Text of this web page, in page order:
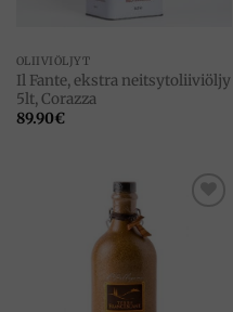
OLIIVIÖLJYT
Il Fante, ekstra neitsytoliiviöljy
5lt, Corazza
89.90€